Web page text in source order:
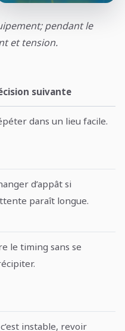
pendant le
et tension.
suivante
dans un lieu facile.
d’appât si
paraît longue.
le timing sans se
c’est instable, revoir